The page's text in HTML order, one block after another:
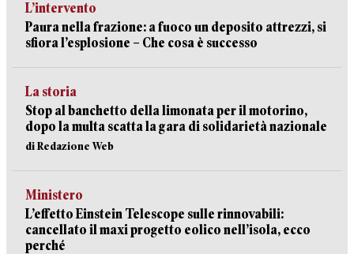
L’intervento
Paura nella frazione: a fuoco un deposito attrezzi, si
sfiora l’esplosione – Che cosa è successo
La storia
Stop al banchetto della limonata per il motorino,
dopo la multa scatta la gara di solidarietà nazionale
di Redazione Web
Ministero
L’effetto Einstein Telescope sulle rinnovabili:
cancellato il maxi progetto eolico nell’isola, ecco
perché